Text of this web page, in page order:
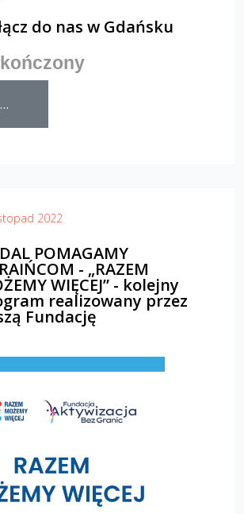
do nas w Gdańsku
2022
POMAGAMY
- „RAZEM
WIĘCEJ” - kolejny
realizowany przez
Fundację